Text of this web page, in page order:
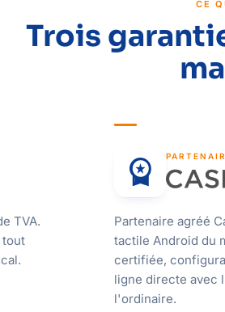
CE
Trois
TVA.
tout
workspace_premium
Partenaire agréé
tactile Android du
certifiée,
ligne directe avec
l'ordinaire.